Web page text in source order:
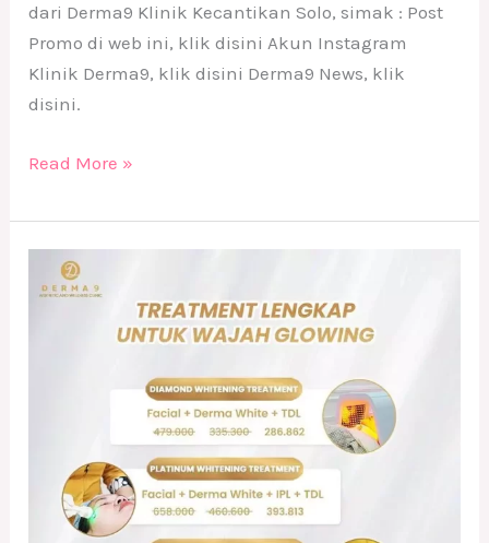
dari Derma9 Klinik Kecantikan Solo, simak : Post
Promo di web ini, klik disini Akun Instagram
Klinik Derma9, klik disini Derma9 News, klik
disini.
Read More »
Treatment
Lengkap